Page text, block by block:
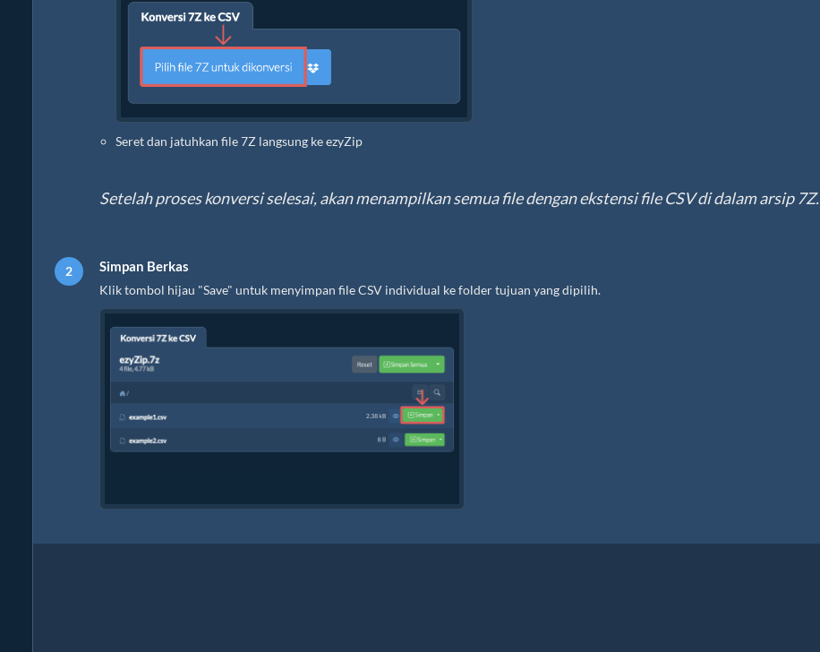
Seret dan jatuhkan file 7Z langsung ke ezyZip
Setelah proses konversi selesai, akan menampilkan semua file dengan ekstensi file CSV di dalam arsip 7Z.
Simpan Berkas
Klik tombol hijau "Save" untuk menyimpan file CSV individual ke folder tujuan yang dipilih.